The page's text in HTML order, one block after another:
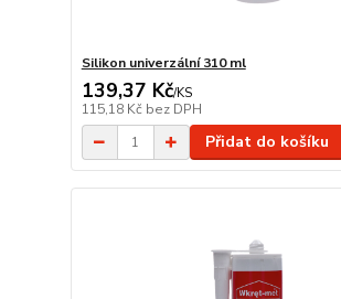
Silikon univerzální 310 ml
139,37 Kč/KS
115,18 Kč bez DPH
Přidat do košíku